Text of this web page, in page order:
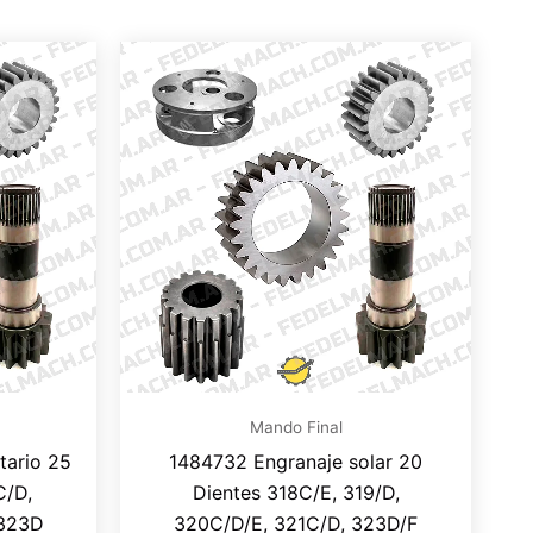
25
D,
Mando Final
1484732 Engranaje solar 20
Dientes 318C/E, 319/D,
320C/D/E, 321C/D, 323D/F